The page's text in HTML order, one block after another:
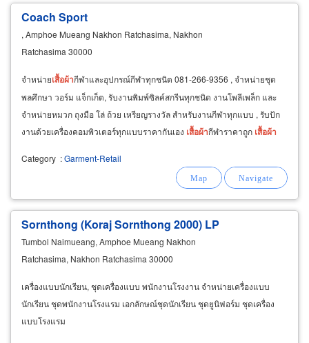
Coach Sport
, Amphoe Mueang Nakhon Ratchasima, Nakhon
Ratchasima 30000
จำหน่ายเสื้อผ้ากีฬาและอุปกรณ์กีฬาทุกชนิด 081-266-9356 , จำหน่ายชุด
พลศึกษา วอร์ม แจ็กเก็ต, รับงานพิมพ์ซิลค์สกรีนทุกชนิด งานโพลีเพล็ก และ
จำหน่ายหมวก ถุงมือ โล่ ถ้วย เหรียญรางวัล สำหรับงานกีฬาทุกแบบ , รับปัก
งานด้วยเครื่องคอมพิวเตอร์ทุกแบบราคากันเอง เสื้อผ้ากีฬาราคาถูก เสื้อผ้า
Category :Garment-Retail
Sornthong (Koraj Sornthong 2000) LP
Tumbol Naimueang, Amphoe Mueang Nakhon
Ratchasima, Nakhon Ratchasima 30000
เครื่องแบบนักเรียน, ชุดเครื่องแบบ พนักงานโรงงาน จำหน่ายเครื่องแบบ
นักเรียน ชุดพนักงานโรงแรม เอกลักษณ์ชุดนักเรียน ชุดยูนิฟอร์ม ชุดเครื่อง
แบบโรงแรม